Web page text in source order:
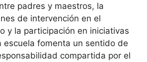
padres y maestros, la
de intervención en el
y la participación en iniciativas
escuela fomenta un sentido de
compartida por el